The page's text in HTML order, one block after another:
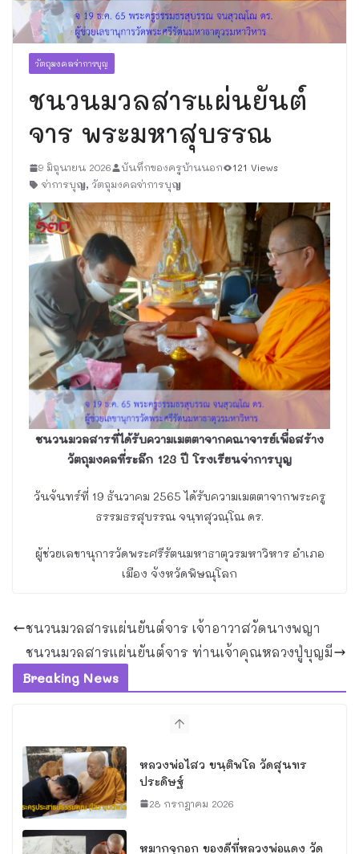
วัตถุมงคลจ่าการบุญ
ชนวนมวลสารแผ่นยันต์
จาร พระมหาสุบรรณ
9 มิถุนายน 2026 บันทึกของครูบ้านนอก
121 Views
จ่าการบุญ, วัตถุมงคลจ่าการบุญ
ชนวนมวลสารที่ได้รับความเมตตาจากคณาจารย์เพื่อสร้าง
วัตถุมงคลที่ระลึก 123 ปี โรงเรียนจ่าการบุญ
วันจันทร์ที่ 19 ธันวาคม 2565 ได้รับความเมตตาจากพระครู
ธรรมธรสุบรรณ จนฺทสุวณฺโณ ดร.
ผู้ช่วยเลขานุการวัดพระศรีรัตนมหาธาตุวรมหาวิหาร อำเภอ
เมือง จังหวัดพิษณุโลก
ชนวนมวลสารแผ่นยันต์จาร เจ้าอาวาสวัดนางพญา
ชนวนมวลสารแผ่นยันต์จาร ท่านเจ้าคุณหลวงปู่บุญมี
Breaking News
หลวงพ่อไสว ขนฺติพโล วัดสุนทร
ประดิษฐ์
28 กรกฎาคม 2026
หมากจุกอก ของดีที่หลวงพ่อแดง วัด